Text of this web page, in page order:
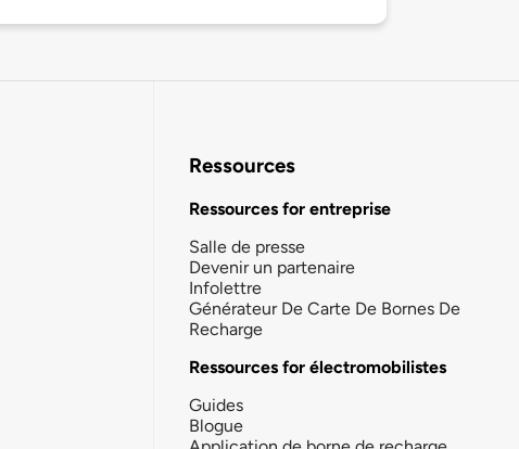
Ressources
Ressources for entreprise
Salle de presse
Devenir un partenaire
Infolettre
Générateur De Carte De Bornes De
Recharge
Ressources for électromobilistes
Guides
Blogue